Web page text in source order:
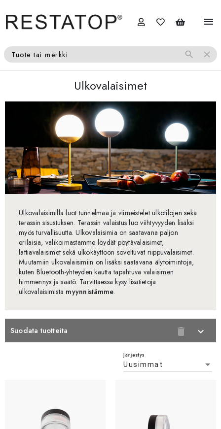
menu
Tuote tai merkki search close
Ulkovalaisimet
Ulkovalaisimilla luot tunnelmaa ja viimeistelet ulkotilojen sekä
terassin sisustuksen. Terassin valaistus luo viihtyvyyden lisäksi
myös turvallisuutta. Ulkovalaisimia on saatavana paljon
erilaisia, valikoimastamme löydät pöytävalaisimet,
lattiavalaisimet sekä ulkokäyttöön soveltuvat riippuvalaisimet.
Muutamiin ulkovalaisimiin on lisäksi saatavana älytoimintoja,
kuten Bluetooth-yhteyden kautta tapahtuva valaisimen
himmennys ja säätö. Tarvittaessa kysy lisätietoja
ulkovalaisimista myynnistämme.
Suodata tuotteita delete expand_more
Uusimmat
Järjestys